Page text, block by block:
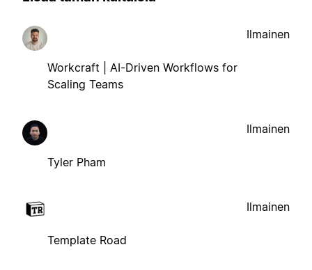
Workcraft | AI-Driven Workflows for
Scaling Teams
Ilmainen
Tyler Pham
Ilmainen
Template Road
Ilmainen